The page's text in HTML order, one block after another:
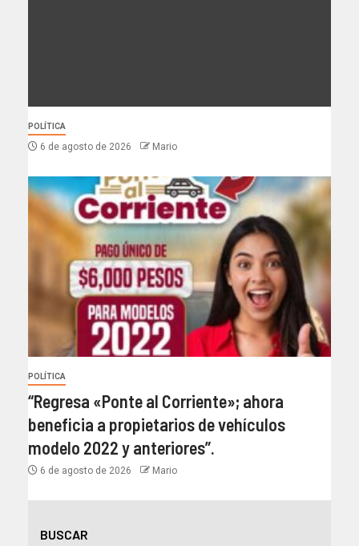
POLÍTICA
6 de agosto de 2026 Mario
POLÍTICA
“Regresa «Ponte al Corriente»; ahora
beneficia a propietarios de vehículos
modelo 2022 y anteriores”.
6 de agosto de 2026 Mario
BUSCAR